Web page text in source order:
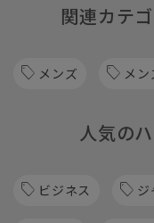
関連カテ
メンズ メ
人気の
ビジネス ジ